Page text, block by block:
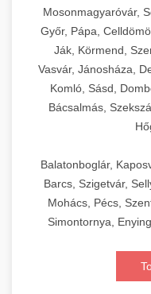
Mosonmagyaróvár,
Győr, Pápa,
Ják, Körmend,
Vasvár, Jánosháza,
Komló, Sásd,
Bácsalmás,
Balatonboglár,
Barcs, Szigetvár,
Mohács, Pécs,
Simontornya,